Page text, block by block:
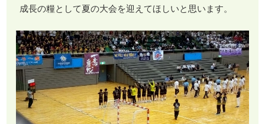
成長の糧として夏の大会を迎えてほしいと思います。